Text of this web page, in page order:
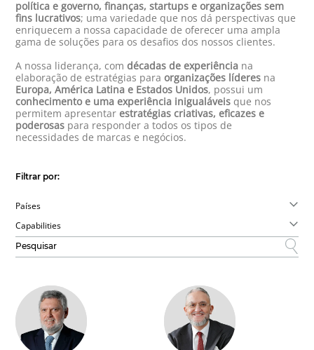
política e governo, finanças, startups e organizações sem
fins lucrativos; uma variedade que nos dá perspectivas que
enriquecem a nossa capacidade de oferecer uma ampla
gama de soluções para os desafios dos nossos clientes.
A nossa liderança, comdécadas de experiência na
elaboração de estratégias paraorganizações líderes na
Europa, América Latina e Estados Unidos, possui um
conhecimento e uma experiência inigualáveis que nos
permitem apresentarestratégias criativas, eficazes e
poderosas para responder a todos os tipos de
necessidades de marcas e negócios.
Filtrar por:
Países
Capabilities